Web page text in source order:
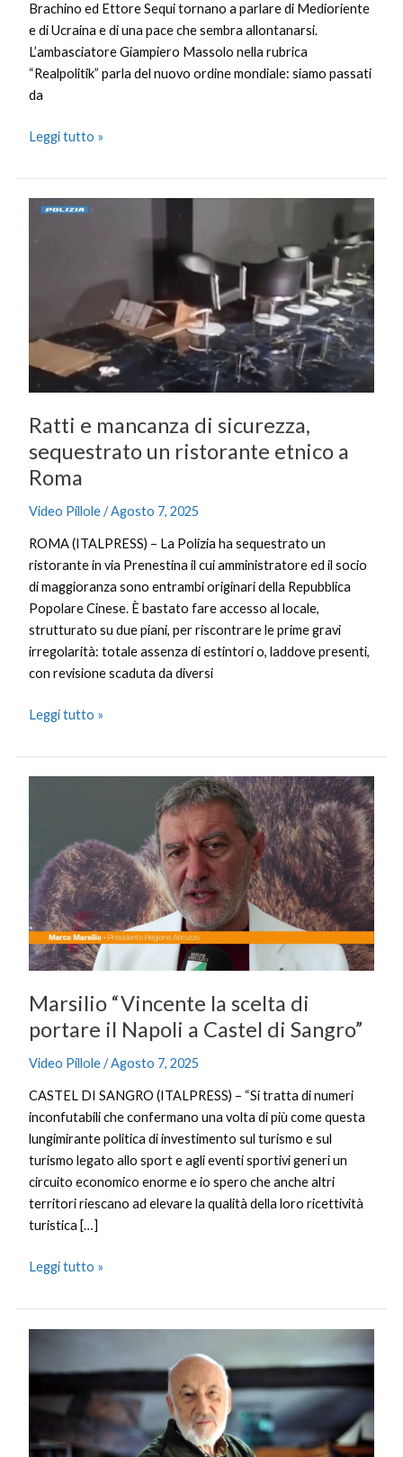
Brachino ed Ettore Sequi tornano a parlare di Medioriente
e di Ucraina e di una pace che sembra allontanarsi.
L’ambasciatore Giampiero Massolo nella rubrica
“Realpolitik” parla del nuovo ordine mondiale: siamo passati
da
Leggi tutto »
Ratti e mancanza di sicurezza,
sequestrato un ristorante etnico a
Roma
Video Pillole/Agosto 7, 2025
ROMA (ITALPRESS) – La Polizia ha sequestrato un
ristorante in via Prenestina il cui amministratore ed il socio
di maggioranza sono entrambi originari della Repubblica
Popolare Cinese. È bastato fare accesso al locale,
strutturato su due piani, per riscontrare le prime gravi
irregolarità: totale assenza di estintori o, laddove presenti,
con revisione scaduta da diversi
Ratti
sicurezza,
un
ristorante
etnico
Roma
Leggi tutto »
Marsilio “Vincente la scelta di
portare il Napoli a Castel di Sangro”
Video Pillole/Agosto 7, 2025
CASTEL DI SANGRO (ITALPRESS) – “Si tratta di numeri
inconfutabili che confermano una volta di più come questa
lungimirante politica di investimento sul turismo e sul
turismo legato allo sport e agli eventi sportivi generi un
circuito economico enorme e io spero che anche altri
territori riescano ad elevare la qualità della loro ricettività
turistica […]
scelta
portare
il
Napoli
a
di
Sangro”
Leggi tutto »
Berengo
maestro